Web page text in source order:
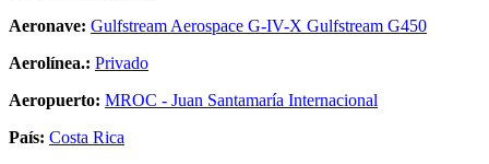
Aeronave: Gulfstream Aerospace G-IV-X Gulfstream G450
Aerolínea.: Privado
Aeropuerto: MROC - Juan Santamaría Internacional
País: Costa Rica